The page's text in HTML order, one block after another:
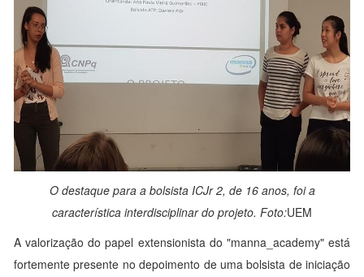
O destaque para a bolsista ICJr 2, de 16 anos, foi a
característica interdisciplinar do projeto. Foto:UEM
A valorização do papel extensionista do "manna_academy" está
fortemente presente no depoimento de uma bolsista de iniciação